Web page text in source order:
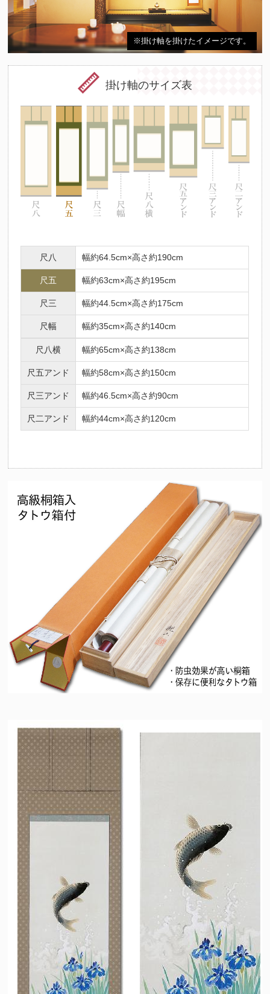
※掛け軸を掛けたイメージです。
掛け軸のサイズ表
尺八 幅約64.5cm×高さ約190cm
尺五 幅約63cm×高さ約195cm
尺三 幅約44.5cm×高さ約175cm
尺幅 幅約35cm×高さ約140cm
尺八横 幅約65cm×高さ約138cm
尺五アンド 幅約58cm×高さ約150cm
尺三アンド 幅約46.5cm×高さ約90cm
尺二アンド 幅約44cm×高さ約120cm